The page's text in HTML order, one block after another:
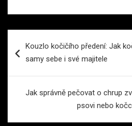
proKouzlo kočičího předení: Jak
samy sebe i své majitele
Jak správně pečovat o chrup
psovi nebo